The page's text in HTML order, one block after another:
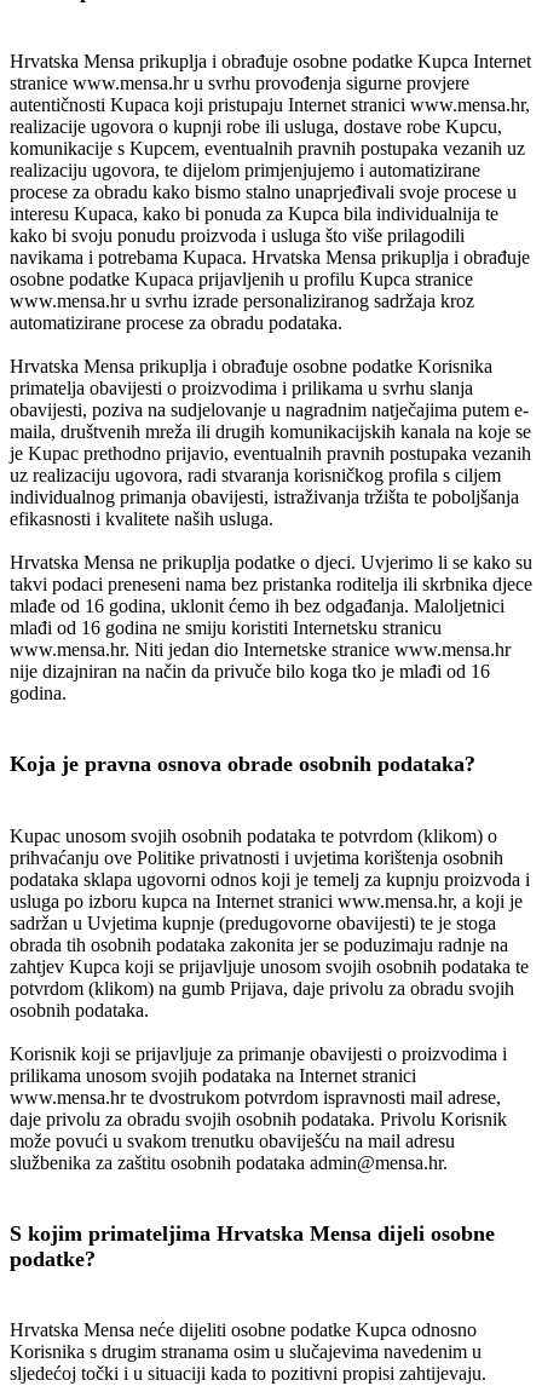
Hrvatska Mensa prikuplja i obrađuje osobne podatke Kupca Internet
stranice www.mensa.hr u svrhu provođenja sigurne provjere
autentičnosti Kupaca koji pristupaju Internet stranici www.mensa.hr,
realizacije ugovora o kupnji robe ili usluga, dostave robe Kupcu,
komunikacije s Kupcem, eventualnih pravnih postupaka vezanih uz
realizaciju ugovora, te dijelom primjenjujemo i automatizirane
procese za obradu kako bismo stalno unaprjeđivali svoje procese u
interesu Kupaca, kako bi ponuda za Kupca bila individualnija te
kako bi svoju ponudu proizvoda i usluga što više prilagodili
navikama i potrebama Kupaca. Hrvatska Mensa prikuplja i obrađuje
osobne podatke Kupaca prijavljenih u profilu Kupca stranice
www.mensa.hr u svrhu izrade personaliziranog sadržaja kroz
automatizirane procese za obradu podataka.
Hrvatska Mensa prikuplja i obrađuje osobne podatke Korisnika
primatelja obavijesti o proizvodima i prilikama u svrhu slanja
obavijesti, poziva na sudjelovanje u nagradnim natječajima putem e-
maila, društvenih mreža ili drugih komunikacijskih kanala na koje se
je Kupac prethodno prijavio, eventualnih pravnih postupaka vezanih
uz realizaciju ugovora, radi stvaranja korisničkog profila s ciljem
individualnog primanja obavijesti, istraživanja tržišta te poboljšanja
efikasnosti i kvalitete naših usluga.
Hrvatska Mensa ne prikuplja podatke o djeci. Uvjerimo li se kako su
takvi podaci preneseni nama bez pristanka roditelja ili skrbnika djece
mlađe od 16 godina, uklonit ćemo ih bez odgađanja. Maloljetnici
mlađi od 16 godina ne smiju koristiti Internetsku stranicu
www.mensa.hr. Niti jedan dio Internetske stranice www.mensa.hr
nije dizajniran na način da privuče bilo koga tko je mlađi od 16
godina.
Koja je pravna osnova obrade osobnih podataka?
Kupac unosom svojih osobnih podataka te potvrdom (klikom) o
prihvaćanju ove Politike privatnosti i uvjetima korištenja osobnih
podataka sklapa ugovorni odnos koji je temelj za kupnju proizvoda i
usluga po izboru kupca na Internet stranici www.mensa.hr, a koji je
sadržan u Uvjetima kupnje (predugovorne obavijesti) te je stoga
obrada tih osobnih podataka zakonita jer se poduzimaju radnje na
zahtjev Kupca koji se prijavljuje unosom svojih osobnih podataka te
potvrdom (klikom) na gumb Prijava, daje privolu za obradu svojih
osobnih podataka.
Korisnik koji se prijavljuje za primanje obavijesti o proizvodima i
prilikama unosom svojih podataka na Internet stranici
www.mensa.hr te dvostrukom potvrdom ispravnosti mail adrese,
daje privolu za obradu svojih osobnih podataka. Privolu Korisnik
može povući u svakom trenutku obaviješću na mail adresu
službenika za zaštitu osobnih podataka admin@mensa.hr.
S kojim primateljima Hrvatska Mensa dijeli osobne
podatke?
Hrvatska Mensa neće dijeliti osobne podatke Kupca odnosno
Korisnika s drugim stranama osim u slučajevima navedenim u
sljedećoj točki i u situaciji kada to pozitivni propisi zahtijevaju.